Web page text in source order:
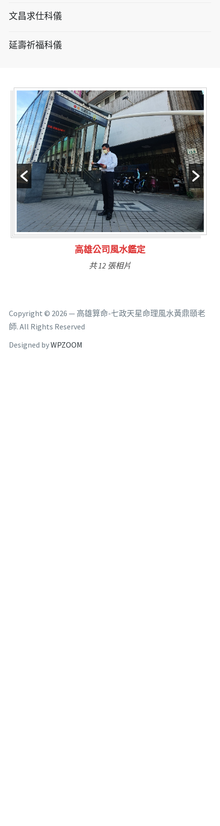
文昌求仕科儀
延壽祈福科儀
林氏福主量子生基造命
共 6 張相片
Copyright © 2026 — 高雄算命-七政天星命理風水黃鼎頤老
師. All Rights Reserved
Designed byWPZOOM